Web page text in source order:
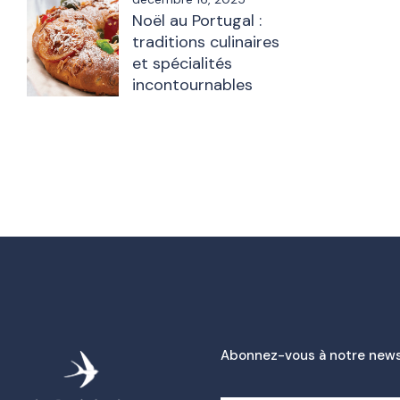
Noël au Portugal :
traditions culinaires
et spécialités
incontournables
Abonnez-vous à notre